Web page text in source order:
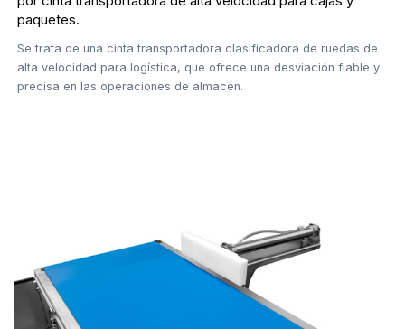
paquetes.
Se trata de una cinta transportadora clasificadora de ruedas de
alta velocidad para logística, que ofrece una desviación fiable y
precisa en las operaciones de almacén.